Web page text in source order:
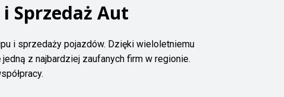
Sprzedaż Aut
i sprzedaży pojazdów. Dzięki wieloletniemu
z najbardziej zaufanych firm w regionie.